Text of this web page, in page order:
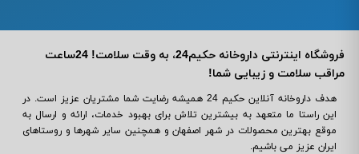
فروشگاه اینترنتی داروخانه حکیم24، به وقت سلامت! 24ساعت
مراقب سلامت و زیبایی شما!
هدف داروخانه آنلاین حکیم 24 همیشه رضایت شما مشتریان عزیز است. در
این راستا ما متعهد به بیشترین تلاش برای بهبود خدمات، ارائه و ارسال به
موقع بهترین محصولات در شهر اصفهان و همچنین سایر شهرها و روستاهای
ایران عزیز می باشیم.